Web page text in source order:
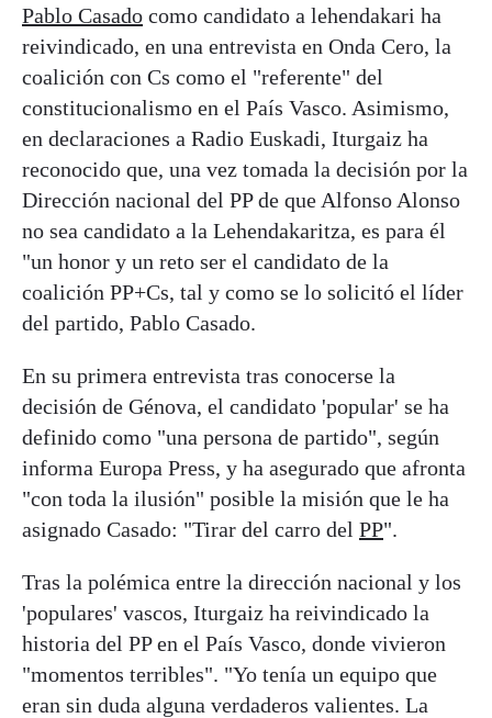
Pablo Casado como candidato a lehendakari ha
reivindicado, en una entrevista en Onda Cero, la
coalición con Cs como el "referente" del
constitucionalismo en el País Vasco. Asimismo,
en declaraciones a Radio Euskadi, Iturgaiz ha
reconocido que, una vez tomada la decisión por la
Dirección nacional del PP de que Alfonso Alonso
no sea candidato a la Lehendakaritza, es para él
"un honor y un reto ser el candidato de la
coalición PP+Cs, tal y como se lo solicitó el líder
del partido, Pablo Casado.
En su primera entrevista tras conocerse la
decisión de Génova, el candidato 'popular' se ha
definido como "una persona de partido", según
informa Europa Press, y ha asegurado que afronta
"con toda la ilusión" posible la misión que le ha
asignado Casado: "Tirar del carro del PP".
Tras la polémica entre la dirección nacional y los
'populares' vascos, Iturgaiz ha reivindicado la
historia del PP en el País Vasco, donde vivieron
"momentos terribles". "Yo tenía un equipo que
eran sin duda alguna verdaderos valientes. La